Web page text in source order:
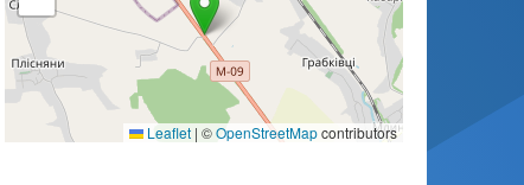
Leaflet | ©OpenStreetMapcontributors